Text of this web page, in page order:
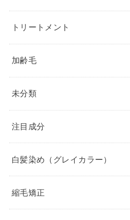
トリートメント
加齢毛
未分類
注目成分
白髪染め（グレイカラー）
縮毛矯正